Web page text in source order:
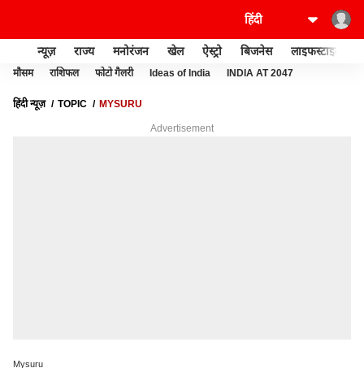
न्यूज़ राज्य मनोरंजन खेल ऐस्ट्रो बिजनेस लाइफस्टाइल
मौसम राशिफल फोटो गैलरी Ideas of India INDIA AT 2047
हिंदी न्यूज़ TOPIC MYSURU
Advertisement
Mysuru